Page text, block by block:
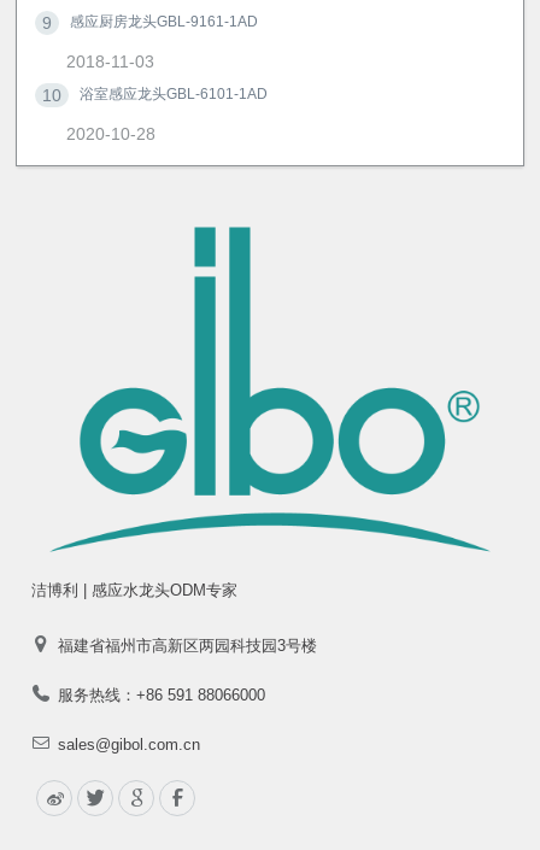
9
感应厨房龙头GBL-9161-1AD
2018-11-03
10
浴室感应龙头GBL-6101-1AD
2020-10-28
洁博利 | 感应水龙头ODM专家
福建省福州市高新区两园科技园3号楼
服务热线：+86 591 88066000
sales@gibol.com.cn